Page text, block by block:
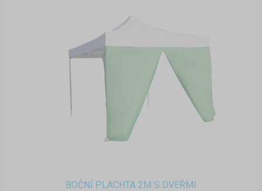
BOČNÍ PLACHTA 2M S DVEŘMI